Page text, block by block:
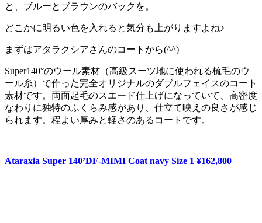
と、ブルーとブラウンのバックを。
どこかに明るい色を入れると気分も上がりますよね♪
まずはアタラクシアさんのコートから(^^)
Super140°のウール素材（高級スーツ地に使われる梳毛のウ
ール糸）で作った完全オリジナルのダブルフェイスのコート
素材です。両面起毛のスエード仕上げになっていて、高密度
なわりに独特のふくらみ感があり、仕立て映えの良さが感じ
られます。程よい厚みと軽さのあるコートです。
Ataraxia Super 140’DF-MIMI Coat navy Size 1 ¥162,800